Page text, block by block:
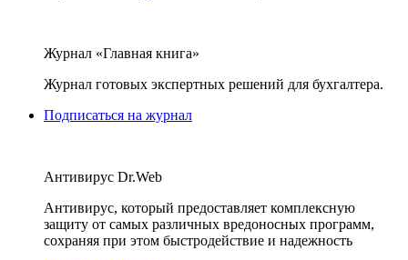
Журнал «Главная книга»
Журнал готовых экспертных решений для бухгалтера.
Подписаться на журнал
Антивирус Dr.Web
Антивирус, который предоставляет комплексную
защиту от самых различных вредоносных программ,
сохраняя при этом быстродействие и надежность